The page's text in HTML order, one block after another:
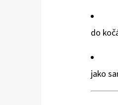
do
jako